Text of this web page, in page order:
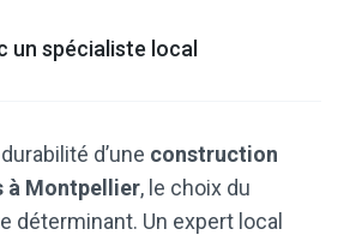
un spécialiste local
d’une construction
à Montpellier, le choix du
déterminant. Un expert local